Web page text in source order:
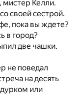
мистер Келли.
своей сестрой.
пока вы ждете?
в город?
две чашки.
не поведал
на десять
или